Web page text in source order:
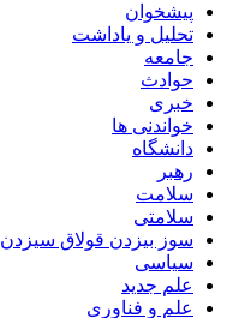
پیشخوان
تحلیل و یاداشت
جامعه
حوادث
خبری
خواندنی ها
دانشگاه
رهبر
سلامت
سلامتی
سوز بیزدن قولاق سیزدن
سیاسی
علم جدید
علم و فناوری